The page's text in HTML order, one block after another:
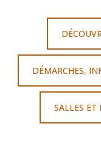
DÉMARCHES,
SALLES ET